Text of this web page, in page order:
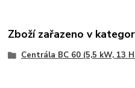
Zboží zařazeno v
Centrála BC 60 (5,5 kW, 13